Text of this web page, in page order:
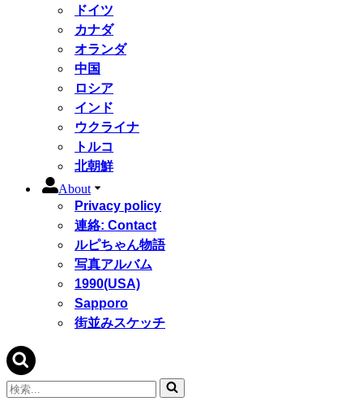
ドイツ
カナダ
オランダ
中国
ロシア
インド
ウクライナ
トルコ
北朝鮮
About
Privacy policy
連絡: Contact
ルピちゃん物語
写真アルバム
1990(USA)
Sapporo
街並みスケッチ
検
索...